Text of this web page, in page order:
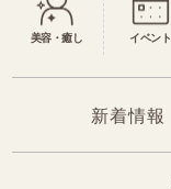
美容・癒し イベント
新着情報